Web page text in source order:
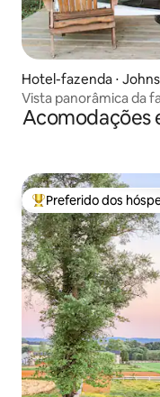
Hotel-fazenda ⋅
Vista panorâmica da
Acomodações
Entre os melhores
Preferido dos